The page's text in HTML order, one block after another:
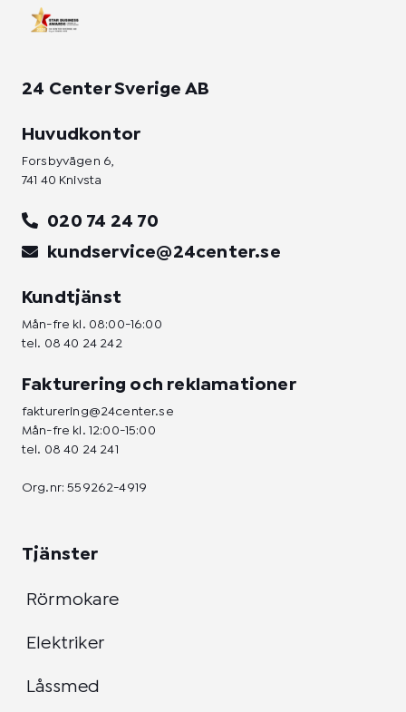
24 Center Sverige AB
Huvudkontor
Forsbyvägen 6,
741 40 Knivsta
020 74 24 70
kundservice@24center.se
Kundtjänst
Mån-fre kl. 08:00-16:00
tel. 08 40 24 242
Fakturering och reklamationer
fakturering@24center.se
Mån-fre kl. 12:00-15:00
tel. 08 40 24 241
Org.nr: 559262-4919
Tjänster
Rörmokare
Elektriker
Låssmed